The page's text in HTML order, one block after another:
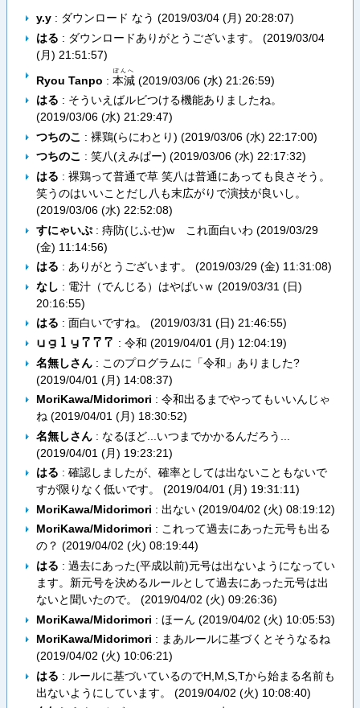
y.y: ダウンロード なう (2019/03/04 (月) 20:28:07)
はる : ダウンロードありがとうございます。 (2019/03/04
(月) 21:51:57)
Ryou Tanpo : 本減
ぽんへ
(2019/03/06 (水) 21:26:59)
はる : そういえばルビつける機能ありましたね。
(2019/03/06 (水) 21:29:47)
つちのこ : 裸鶏(らにわとり) (2019/03/06 (水) 22:17:00)
つちのこ : 笑八(えみぱー) (2019/03/06 (水) 22:17:32)
はる : 裸鶏って普通で草 笑八は普通にあっても良さそう。
笑うのはいいことだし八も末広がりで演技が良いし。
(2019/03/06 (水) 22:52:08)
すにゃいぷ: 痔防(じふせ)w これ面白いわ (2019/03/29
(金) 11:14:56)
はる : ありがとうございます。 (2019/03/29 (金) 11:31:08)
なし : 電汁（でんじる）はやばいｗ (2019/03/31 (日)
20:16:55)
はる : 面白いですね。 (2019/03/31 (日) 21:46:55)
ｕ​ｇ​ｌ​ｙ​７​７​７ : 令和 (2019/04/01 (月) 12:04:19)
名無しさん: このプログラムに「令和」ありました?
(2019/04/01 (月) 14:08:37)
MoriKawa/Midorimori : 令和出るまでやってもいいんじゃ
ね (2019/04/01 (月) 18:30:52)
名無しさん: なるほど...いつまでかかるんだろう...
(2019/04/01 (月) 19:23:21)
はる : 確認しましたが、確率としては出ないこともないで
すが限りなく低いです。 (2019/04/01 (月) 19:31:11)
MoriKawa/Midorimori : 出ない (2019/04/02 (火) 08:19:12)
MoriKawa/Midorimori : これって過去にあった元号も出る
の？ (2019/04/02 (火) 08:19:44)
はる : 過去にあった(平成以前)元号は出ないようになってい
ます。新元号を決めるルールとして過去にあった元号は出
ないと聞いたので。 (2019/04/02 (火) 09:26:36)
MoriKawa/Midorimori : ほーん (2019/04/02 (火) 10:05:53)
MoriKawa/Midorimori : まあルールに基づくとそうなるね
(2019/04/02 (火) 10:06:21)
はる : ルールに基づいているのでH,M,S,Tから始まる名前も
出ないようにしています。 (2019/04/02 (火) 10:08:40)